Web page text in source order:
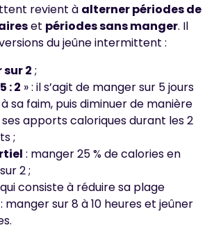
revient à alterner périodes de
et périodes sans manger. Il
du jeûne intermittent :
sur 2 ;
: 2 » : il s’agit de manger sur 5 jours
sa faim, puis diminuer de manière
apports caloriques durant les 2
;
: manger 25 % de calories en
2 ;
consiste à réduire sa plage
manger sur 8 à 10 heures et jeûner